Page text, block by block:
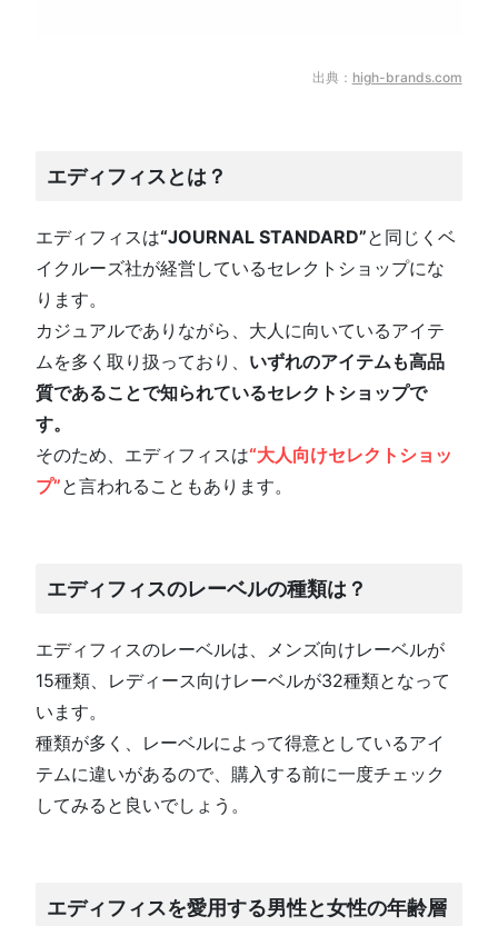
出典： high-brands.com
エディフィスとは？
エディフィスは“JOURNAL STANDARD”と同じくベ
イクルーズ社が経営しているセレクトショップにな
ります。
カジュアルでありながら、大人に向いているアイテ
ムを多く取り扱っており、 いずれのアイテムも高品
質であることで知られているセレクトショップで
す。
そのため、エディフィスは“大人向けセレクトショッ
プ”と言われることもあります。
エディフィスのレーベルの種類は？
エディフィスのレーベルは、メンズ向けレーベルが
15種類、レディース向けレーベルが32種類となって
います。
種類が多く、レーベルによって得意としているアイ
テムに違いがあるので、購入する前に一度チェック
してみると良いでしょう。
エディフィスを愛用する男性と女性の年齢層